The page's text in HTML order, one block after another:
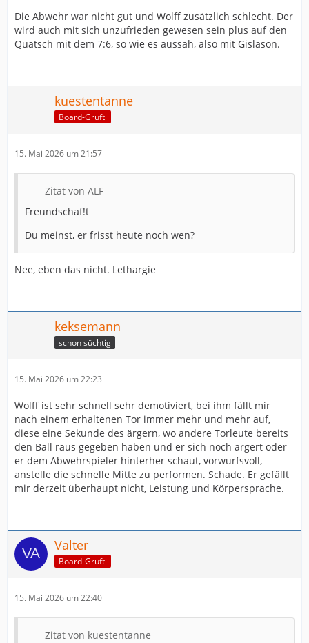
Die Abwehr war nicht gut und Wolff zusätzlich schlecht. Der
wird auch mit sich unzufrieden gewesen sein plus auf den
Quatsch mit dem 7:6, so wie es aussah, also mit Gislason.
kuestentanne
Board-Grufti
15. Mai 2026 um 21:57
Zitat von ALF
Freundschaf!t
Du meinst, er frisst heute noch wen?
Nee, eben das nicht. Lethargie
keksemann
schon süchtig
15. Mai 2026 um 22:23
Wolff ist sehr schnell sehr demotiviert, bei ihm fällt mir
nach einem erhaltenen Tor immer mehr und mehr auf,
diese eine Sekunde des ärgern, wo andere Torleute bereits
den Ball raus gegeben haben und er sich noch ärgert oder
er dem Abwehrspieler hinterher schaut, vorwurfsvoll,
anstelle die schnelle Mitte zu performen. Schade. Er gefällt
mir derzeit überhaupt nicht, Leistung und Körpersprache.
Valter
Board-Grufti
15. Mai 2026 um 22:40
Zitat von kuestentanne